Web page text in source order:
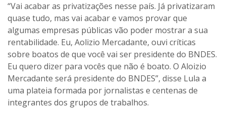
“Vai acabar as privatizações nesse país. Já privatizaram
quase tudo, mas vai acabar e vamos provar que
algumas empresas públicas vão poder mostrar a sua
rentabilidade. Eu, Aolizio Mercadante, ouvi críticas
sobre boatos de que você vai ser presidente do BNDES.
Eu quero dizer para vocês que não é boato. O Aloizio
Mercadante será presidente do BNDES”, disse Lula a
uma plateia formada por jornalistas e centenas de
integrantes dos grupos de trabalhos.